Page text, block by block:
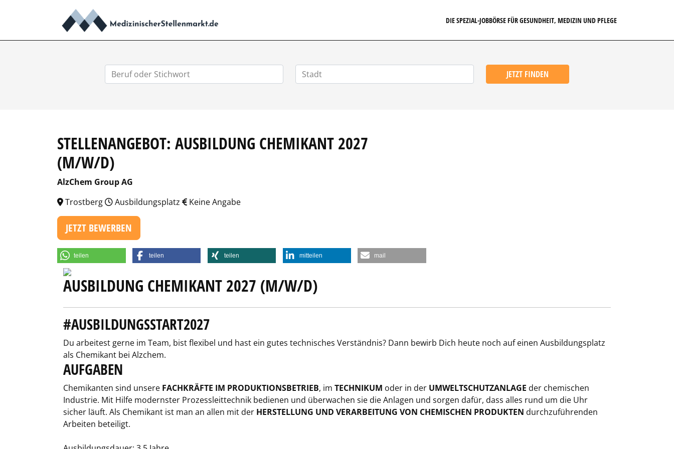
DIE SPEZIAL-JOBBÖRSE FÜR GESUNDHEIT, MEDIZIN UND PFLEGE
JETZT FINDEN
STELLENANGEBOT: AUSBILDUNG CHEMIKANT 2027
(M/W/D)
AlzChem Group AG
Trostberg
Ausbildungsplatz Keine Angabe
JETZT BEWERBEN
teilen teilen teilen mitteilen mail
AUSBILDUNG CHEMIKANT 2027 (M/W/D)
#AUSBILDUNGSSTART2027
Du arbeitest gerne im Team, bist flexibel und hast ein gutes technisches Verständnis? Dann bewirb Dich heute noch auf einen Ausbildungsplatz
als Chemikant bei Alzchem.
AUFGABEN
Chemikanten sind unsere FACHKRÄFTE IM PRODUKTIONSBETRIEB, im TECHNIKUM oder in der UMWELTSCHUTZANLAGE der chemischen
Industrie. Mit Hilfe modernster Prozessleittechnik bedienen und überwachen sie die Anlagen und sorgen dafür, dass alles rund um die Uhr
sicher läuft. Als Chemikant ist man an allen mit der HERSTELLUNG UND VERARBEITUNG VON CHEMISCHEN PRODUKTEN durchzuführenden
Arbeiten beteiligt.